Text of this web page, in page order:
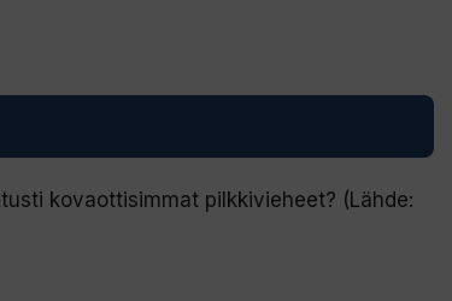
kovaottisimmat pilkkivieheet? (Lähde: